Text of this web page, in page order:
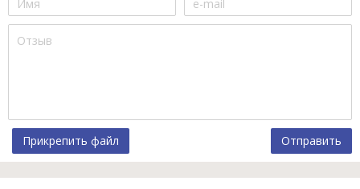
Прикрепить файл Отправить